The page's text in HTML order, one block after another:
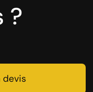
?
devis